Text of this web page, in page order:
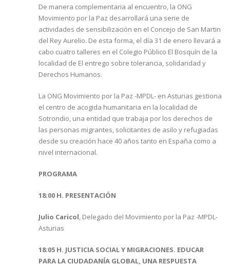
De manera complementaria al encuentro, la ONG
Movimiento por la Paz desarrollará una serie de
actividades de sensibilización en el Concejo de San Martin
del Rey Aurelio. De esta forma, el día 31 de enero llevará a
cabo cuatro talleres en el Colegio Público El Bosquín de la
localidad de El entrego sobre tolerancia, solidaridad y
Derechos Humanos.
La ONG Movimiento por la Paz -MPDL- en Asturias gestiona
el centro de acogida humanitaria en la localidad de
Sotrondio, una entidad que trabaja por los derechos de
las personas migrantes, solicitantes de asilo y refugiadas
desde su creación hace 40 años tanto en España como a
nivel internacional.
PROGRAMA
18:00 H. PRESENTACIÓN
Julio Caricol, Delegado del Movimiento por la Paz -MPDL-
Asturias
18:05 H. JUSTICIA SOCIAL Y MIGRACIONES. EDUCAR
PARA LA CIUDADANÍA GLOBAL, UNA RESPUESTA